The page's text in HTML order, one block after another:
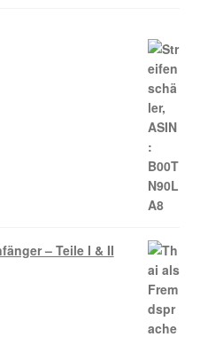
– Teile I & II